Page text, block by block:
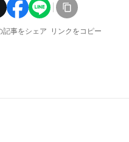
記事をシェア リンクをコピー